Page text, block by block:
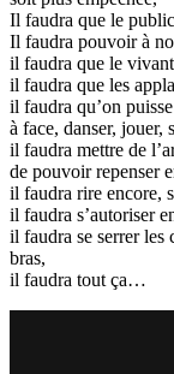
Il faudra que le
Il faudra pouvoir à
il faudra que le
il faudra que les
il faudra qu’on
à face, danser, jouer,
il faudra mettre de
de pouvoir repenser
il faudra rire encore,
il faudra s’autoriser
il faudra se serrer les
bras,
il faudra tout ça…